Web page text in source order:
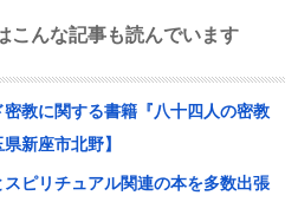
こんな記事も読んでいます
教に関する書籍『八十四人の密教
新座市北野】
スピリチュアル関連の本を多数出張